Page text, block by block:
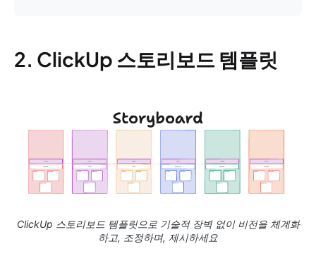
2. ClickUp 스토리보드 템플릿
ClickUp 스토리보드 템플릿으로 기술적 장벽 없이 비전을 체계화
하고, 조정하며, 제시하세요